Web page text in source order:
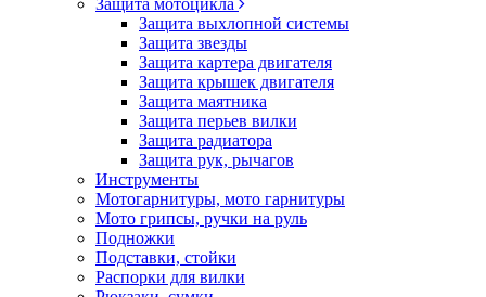
Защита мотоцикла
Защита выхлопной системы
Защита звезды
Защита картера двигателя
Защита крышек двигателя
Защита маятника
Защита перьев вилки
Защита радиатора
Защита рук, рычагов
Инструменты
Мотогарнитуры, мото гарнитуры
Мото грипсы, ручки на руль
Подножки
Подставки, стойки
Распорки для вилки